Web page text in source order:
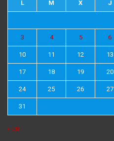
L M X J
3 4 5 6
10 11 12 13
17 18 19 20
24 25 26 27
31
« Jul